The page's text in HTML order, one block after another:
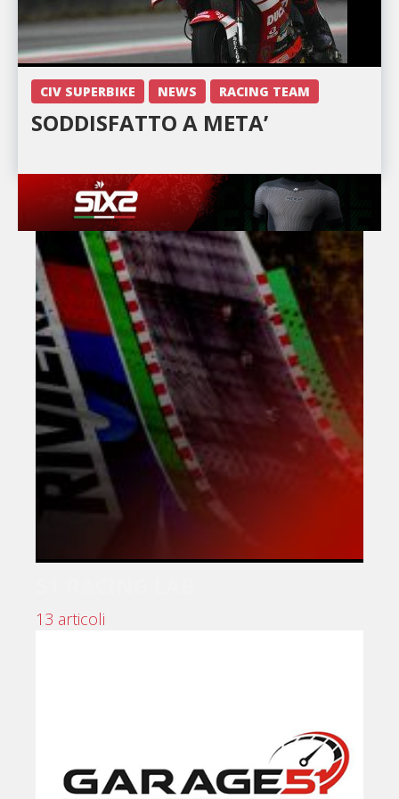
CIV SUPERBIKE NEWS RACING TEAM
SODDISFATTO A META’
13 articoli